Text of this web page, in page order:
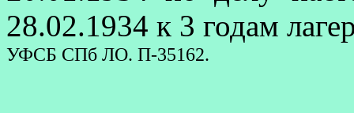
28.02.1934 к 3 годам
УФСБ СПб ЛО. П-35162.